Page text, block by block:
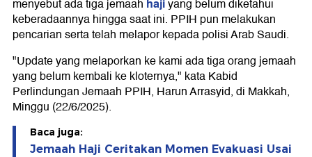
menyebut ada tiga jemaah hajiyang belum diketahui
keberadaannya hingga saat ini. PPIH pun melakukan
pencarian serta telah melapor kepada polisi Arab Saudi.
"Update yang melaporkan ke kami ada tiga orang jemaah
yang belum kembali ke kloternya," kata Kabid
Perlindungan Jemaah PPIH, Harun Arrasyid, di Makkah,
Minggu (22/6/2025).
Baca juga:
Jemaah Haji Ceritakan Momen Evakuasi Usai